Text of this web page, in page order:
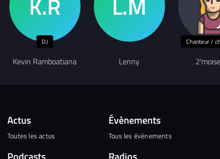
DJ
Kevin Ramboatiana Lenny
Chanteur /
Actus
Toutes les actus
Évènements
Tous les évènements